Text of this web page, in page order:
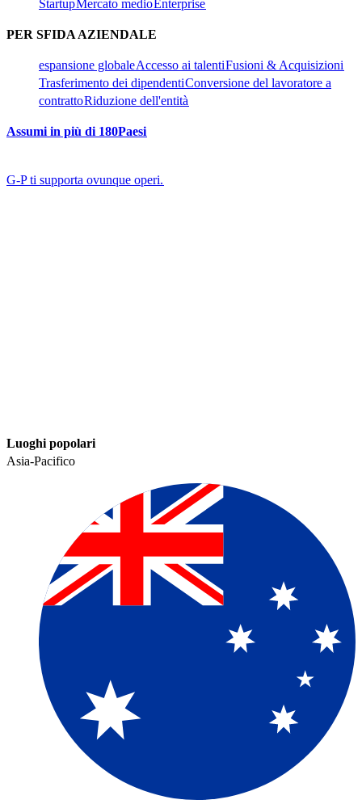
Startup​​Mercato medio​​ Enterprise​​
PER SFIDA AZIENDALE​​
espansione globale​​Accesso ai talenti​​Fusioni & Acquisizioni​​
Trasferimento dei dipendenti​​Conversione del lavoratore a
contratto​​Riduzione dell'entità​​
Assumi in più di 180Paesi​​
G-P ti supporta ovunque operi.​​
Luoghi popolari​​
Asia-Pacifico​​